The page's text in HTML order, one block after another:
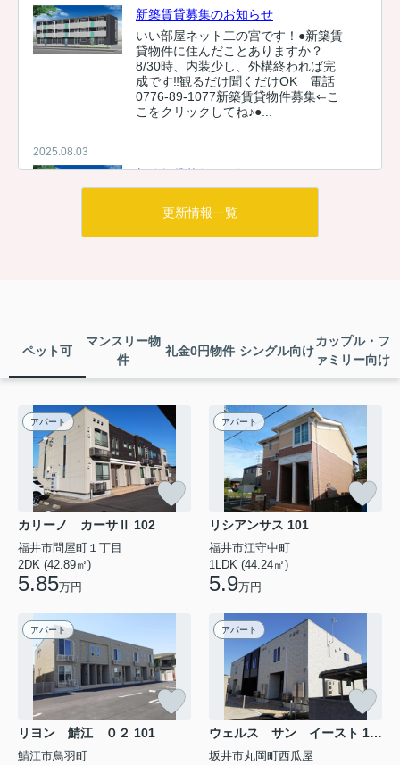
新築賃貸募集のお知らせ
いい部屋ネット二の宮です！●新築賃
貸物件に住んだことありますか？
8/30時、内装少し、外構終われば完
成です‼観るだけ聞くだけOK 電話
0776-89-1077新築賃貸物件募集⇐こ
こをクリックしてね♪●...
2025.08.03
新築賃貸募集のお知らせ
貸物件に住んだことありますか？観
1077新築賃貸物件募集⇐ここをクリ
経田1丁目の新築賃貸募集のお知らせ
いい部屋ネット二の宮です！●新築賃
貸物件に住んだことありますか？観
るだけ聞くだけOK 電話0776-89-
⇐ここをクリックしてね♪●シャンテ
経田は、福井市経田...
2025.08.03
経田1丁目の新築賃貸募集のお知らせ
いい部屋ネット二の宮です！経田1丁
目新築賃貸物件募集(^^♪⇐ここをクリ
ックしてね♪●シャンテ経田は、福井
県福井市経田１丁目にある賃貸共同
住宅です。グランデール（スーパー
マーケット）、●インターネット...
更新情報一覧
ペット可
マンスリー物
件
礼金0円物件 シングル向け
カップル・フ
ァミリー向け
アパート
カリーノ カーサⅡ 102
福井市問屋町１丁目
2DK (42.89㎡)
5.85万円
アパート
リシアンサス 101
福井市江守中町
1LDK (44.24㎡)
5.9万円
アパート
リヨン 鯖江 ０２ 101
鯖江市鳥羽町
アパート
ウェルス サン イースト 101
坂井市丸岡町西瓜屋